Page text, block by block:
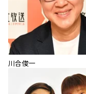
川合俊一